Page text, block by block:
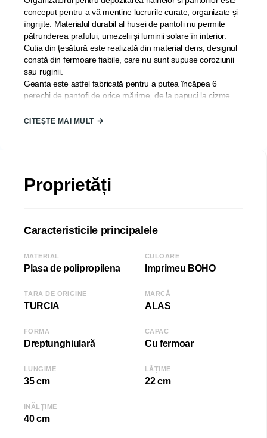
conceput pentru a vă menține lucrurile curate, organizate și
îngrijite. Materialul durabil al husei de pantofi nu permite
pătrunderea prafului, umezelii și luminii solare în interior.
Cutia din țesătură este realizată din material dens, designul
constă din fermoare fiabile, care nu sunt supuse coroziunii
sau ruginii.
Geanta este astfel fabricată pentru a putea încăpea 6
perechi de pantofi de orice mărime, de la papuci la cizme.
Material: Fibre de polipropilen;
Adâncime (D): 22 cm
Înălțime (H): 40 cm
COD: 2000007549
EAN: 8681942506151
CITEȘTE MAI MULT
Proprietăți
Caracteristicile principalele
MATERIAL
Plasa de polipropilena
CULOARE
Imprimeu BOHO
ȚARA DE ORIGINE
TURCIA
MARCĂ
ALAS
FORMA
Dreptunghiulară
CAPAC
Cu fermoar
LUNGIME
35 cm
LĂȚIME
22 cm
INĂLȚIME
40 cm